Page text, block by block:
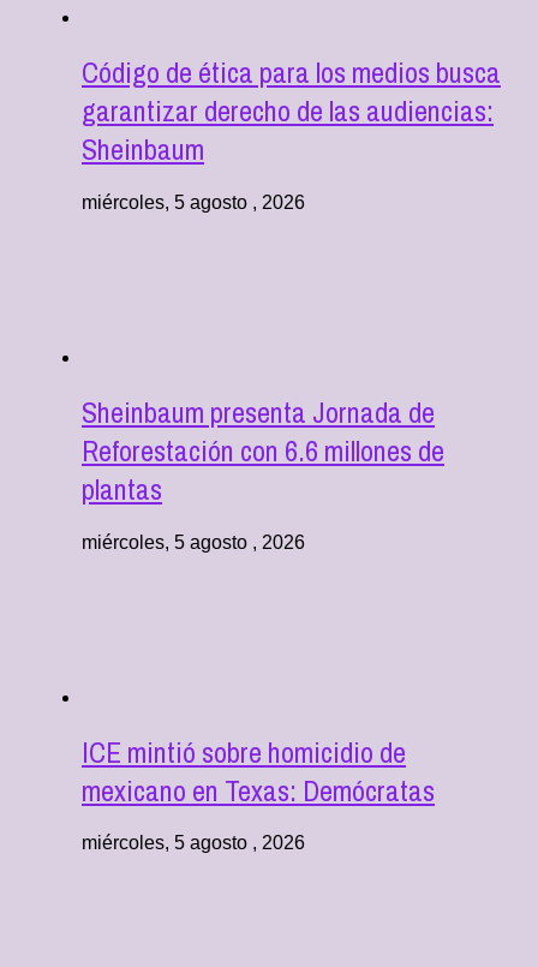
Código de ética para los medios busca
garantizar derecho de las audiencias:
Sheinbaum
miércoles, 5 agosto , 2026
Sheinbaum presenta Jornada de
Reforestación con 6.6 millones de
plantas
miércoles, 5 agosto , 2026
ICE mintió sobre homicidio de
mexicano en Texas: Demócratas
miércoles, 5 agosto , 2026